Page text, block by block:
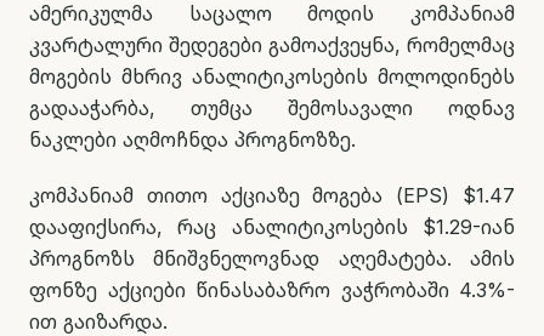
ამერიკულმა საცალო მოდის კომპანიამ
კვარტალური შედეგები გამოაქვეყნა, რომელმაც
მოგების მხრივ ანალიტიკოსების მოლოდინებს
გადააჭარბა, თუმცა შემოსავალი ოდნავ
ნაკლები აღმოჩნდა პროგნოზზე.
კომპანიამ თითო აქციაზე მოგება (EPS) $1.47
დააფიქსირა, რაც ანალიტიკოსების $1.29-იან
პროგნოზს მნიშვნელოვნად აღემატება. ამის
ფონზე აქციები წინასაბაზრო ვაჭრობაში 4.3%-
ით გაიზარდა.